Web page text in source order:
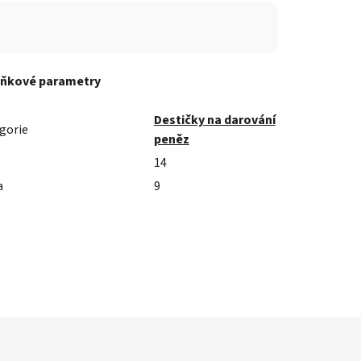
parametry
Destičky na darování
peněz
14
9